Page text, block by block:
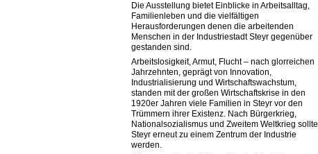
Die Ausstellung bietet Einblicke in Arbeitsalltag,
Familienleben und die vielfältigen
Herausforderungen denen die arbeitenden
Menschen in der Industriestadt Steyr gegenüber
gestanden sind.
Arbeitslosigkeit, Armut, Flucht – nach glorreichen
Jahrzehnten, geprägt von Innovation,
Industrialisierung und Wirtschaftswachstum,
standen mit der großen Wirtschaftskrise in den
1920er Jahren viele Familien in Steyr vor den
Trümmern ihrer Existenz. Nach Bürgerkrieg,
Nationalsozialismus und Zweitem Weltkrieg sollte
Steyr erneut zu einem Zentrum der Industrie
werden.